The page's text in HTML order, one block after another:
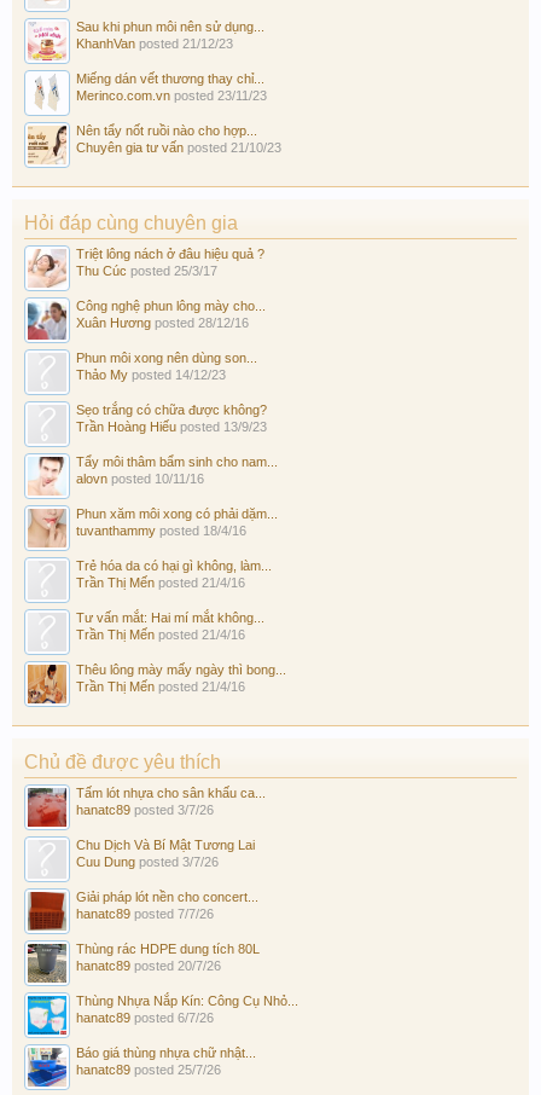
Sau khi phun môi nên sử dụng...
KhanhVan posted 21/12/23
Miếng dán vết thương thay chỉ...
Merinco.com.vn posted 23/11/23
Nên tẩy nốt ruồi nào cho hợp...
Chuyên gia tư vấn posted 21/10/23
Hỏi đáp cùng chuyên gia
Triệt lông nách ở đâu hiệu quả ?
Thu Cúc posted 25/3/17
Công nghệ phun lông mày cho...
Xuân Hương posted 28/12/16
Phun môi xong nên dùng son...
Thảo My posted 14/12/23
Sẹo trắng có chữa được không?
Trần Hoàng Hiếu posted 13/9/23
Tẩy môi thâm bẩm sinh cho nam...
alovn posted 10/11/16
Phun xăm môi xong có phải dặm...
tuvanthammy posted 18/4/16
Trẻ hóa da có hại gì không, làm...
Trần Thị Mến posted 21/4/16
Tư vấn mắt: Hai mí mắt không...
Trần Thị Mến posted 21/4/16
Thêu lông mày mấy ngày thì bong...
Trần Thị Mến posted 21/4/16
Chủ đề được yêu thích
Tấm lót nhựa cho sân khấu ca...
hanatc89 posted 3/7/26
Chu Dịch Và Bí Mật Tương Lai
Cuu Dung posted 3/7/26
Giải pháp lót nền cho concert...
hanatc89 posted 7/7/26
Thùng rác HDPE dung tích 80L
hanatc89 posted 20/7/26
Thùng Nhựa Nắp Kín: Công Cụ Nhỏ...
hanatc89 posted 6/7/26
Báo giá thùng nhựa chữ nhật...
hanatc89 posted 25/7/26